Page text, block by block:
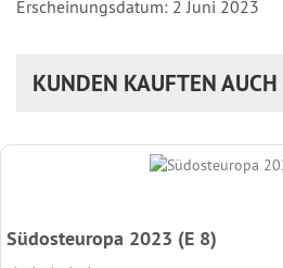
Erscheinungsdatum: 2 Juni 2023
KUNDEN KAUFTEN AUCH
Südosteuropa 2023 (E 8)